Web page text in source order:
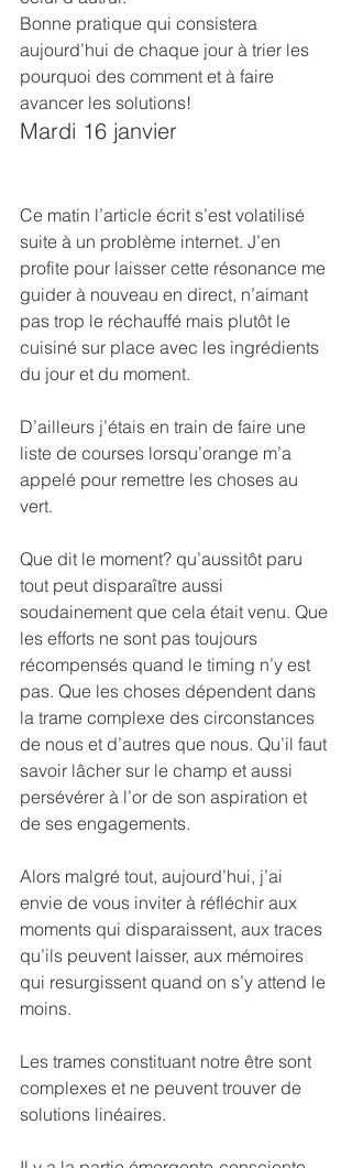
Bonne pratique qui consistera
aujourd’hui de chaque jour à trier les
pourquoi des comment et à faire
avancer les solutions!
Mardi 16 janvier
Ce matin l’article écrit s’est volatilisé
suite à un problème internet. J’en
profite pour laisser cette résonance me
guider à nouveau en direct, n’aimant
pas trop le réchauffé mais plutôt le
cuisiné sur place avec les ingrédients
du jour et du moment.
D’ailleurs j’étais en train de faire une
liste de courses lorsqu’orange m’a
appelé pour remettre les choses au
vert.
Que dit le moment? qu’aussitôt paru
tout peut disparaître aussi
soudainement que cela était venu. Que
les efforts ne sont pas toujours
récompensés quand le timing n’y est
pas. Que les choses dépendent dans
la trame complexe des circonstances
de nous et d’autres que nous. Qu’il faut
savoir lâcher sur le champ et aussi
persévérer à l’or de son aspiration et
de ses engagements.
Alors malgré tout, aujourd’hui, j’ai
envie de vous inviter à réfléchir aux
moments qui disparaissent, aux traces
qu’ils peuvent laisser, aux mémoires
qui resurgissent quand on s’y attend le
moins.
Les trames constituant notre être sont
complexes et ne peuvent trouver de
solutions linéaires.